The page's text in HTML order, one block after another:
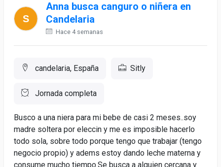
Anna busca canguro o niñera en
Candelaria
Hace 4 semanas
candelaria, España Sitly
Jornada completa
Busco a una niera para mi bebe de casi 2 meses..soy
madre soltera por eleccin y me es imposible hacerlo
todo sola, sobre todo porque tengo que trabajar (tengo
negocio propio) y adems estoy dando leche materna y
consume mucho tiempo.Se busca a alguien cercana y